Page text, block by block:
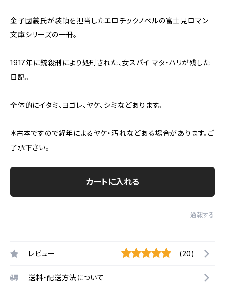
金子國義氏が装幀を担当したエロチックノベルの富士見ロマン
文庫シリーズの一冊。
1917年に銃殺刑により処刑された、女スパイ マタ・ハリが残した
日記。
全体的にイタミ、ヨゴレ、ヤケ、シミなどあります。
＊古本ですので経年によるヤケ・汚れなどある場合があります。ご
了承下さい。
カートに入れる
通報する
レビュー (20)
送料・配送方法について